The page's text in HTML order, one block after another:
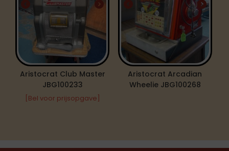
Aristocrat Club Master
JBG100233
[Bel voor prijsopgave]
Aristocrat Arcadian
Wheelie JBG100268